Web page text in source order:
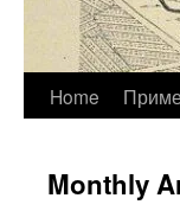
Home
Monthly